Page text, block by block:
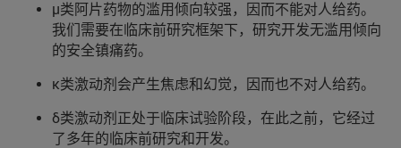
μ类阿片药物的滥用倾向较强，因而不能对人给药。
我们需要在临床前研究框架下，研究开发无滥用倾向
的安全镇痛药。
κ类激动剂会产生焦虑和幻觉，因而也不对人给药。
δ类激动剂正处于临床试验阶段，在此之前，它经过
了多年的临床前研究和开发。